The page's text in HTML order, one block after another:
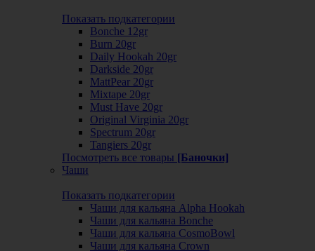
Показать подкатегории
Bonche 12gr
Burn 20gr
Daily Hookah 20gr
Darkside 20gr
MattPear 20gr
Mixtape 20gr
Must Have 20gr
Original Virginia 20gr
Spectrum 20gr
Tangiers 20gr
Посмотреть все товары [Баночки]
Чаши
Показать подкатегории
Чаши для кальяна Alpha Hookah
Чаши для кальяна Bonche
Чаши для кальяна CosmoBowl
Чаши для кальяна Crown